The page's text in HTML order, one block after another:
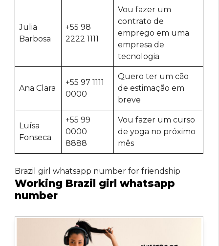
Julia
Barbosa
+55 98
2222 1111
Vou fazer um
contrato de
emprego em uma
empresa de
tecnologia
Ana Clara
+55 97 1111
0000
Quero ter um cão
de estimação em
breve
Luísa
Fonseca
+55 99
0000
8888
Vou fazer um curso
de yoga no próximo
mês
Brazil girl whatsapp number for friendship
Working Brazil girl whatsapp
number